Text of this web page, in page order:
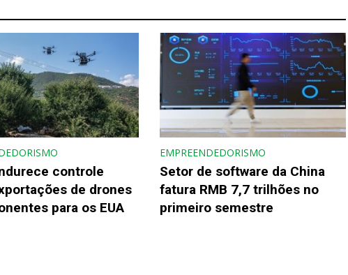
controle
de drones
para os EUA
EMPREENDEDORISMO
Setor de software da China
fatura RMB 7,7 trilhões no
primeiro semestre